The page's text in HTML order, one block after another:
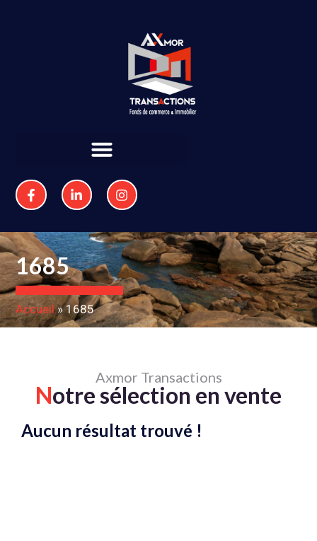
1685
Accueil»1685
Axmor Transactions
Notre sélection en vente
Aucun résultat trouvé !